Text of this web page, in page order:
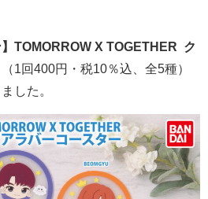
】TOMORROW X TOGETHER ク
（1回400円・税10％込、全5種）
した。